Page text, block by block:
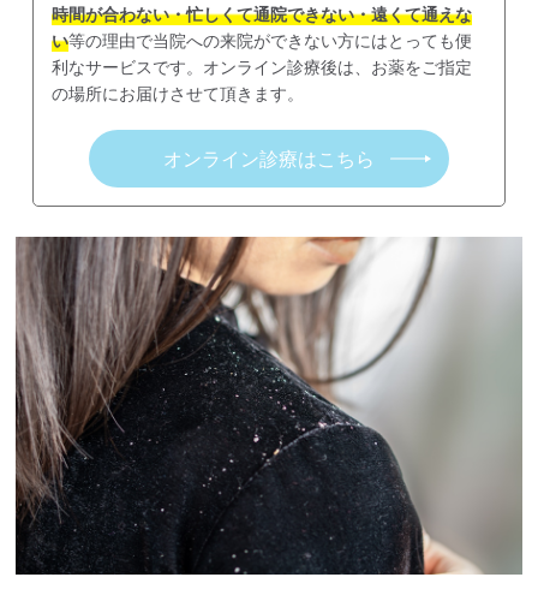
時間が合わない・忙しくて通院できない・遠くて通えな
い等の理由で当院への来院ができない方にはとっても便
利なサービスです。オンライン診療後は、お薬をご指定
の場所にお届けさせて頂きます。
オンライン診療はこちら